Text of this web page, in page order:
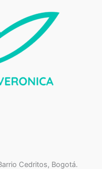
Cedritos, Bogotá.